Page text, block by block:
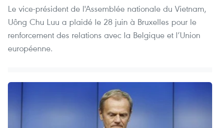
Le vice-président de l'Assemblée nationale du Vietnam,
Uông Chu Luu a plaidé le 28 juin à Bruxelles pour le
renforcement des relations avec la Belgique et l’Union
européenne.